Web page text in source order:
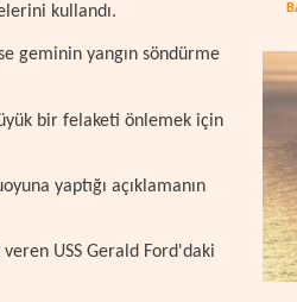
kullandı.
geminin yangın söndürme
bir felaketi önlemek için
yaptığı açıklamanın
USS Gerald Ford'daki